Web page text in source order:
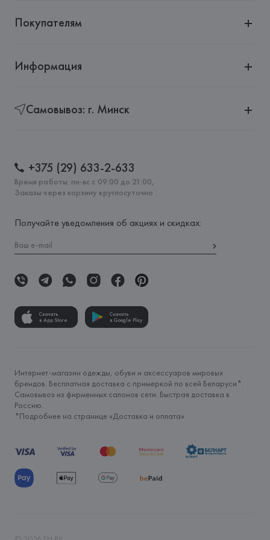
Покупателям
Информация
Самовывоз: г. Минск
+375 (29) 633-2-633
Время работы: пн-вс с 09:00 до 21:00,
Заказы через корзину круглосуточно
Получайте уведомления об акциях и скидках:
Скачать
в App Store
Скачать
в Google Play
Интернет-магазин одежды, обуви и аксессуаров мировых
брендов. Бесплатная доставка с примеркой по всей Беларуси*.
Самовывоз из фирменных салонов сети. Быстрая доставка в
Россию.
*Подробнее на странице «Доставка и оплата»